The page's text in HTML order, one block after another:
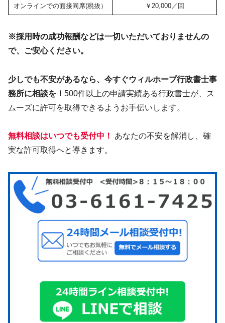
オンラインでの面接同席(税抜） ￥20,000／回
※採用時の成功報酬などは一切いただいておりませんの
で、ご安心ください。
少しでも不安があるなら、今すぐウィルホープ行政書士事
務所に相談を！ 500件以上の申請実績ある行政書士が、ス
ムーズに許可を取得できるようお手伝いします。
無料相談はいつでも受付中！
あなたの不安を解消し、確
実な許可取得へと導きます。